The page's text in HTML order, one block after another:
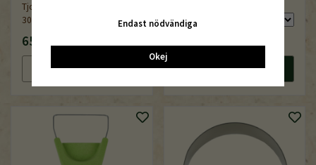
Tjocka sticketiketter av trä,
30 cm, 10-pack
65 kr
Läs mer Köp nu Läs mer Köp nu
Endast nödvändiga
Okej